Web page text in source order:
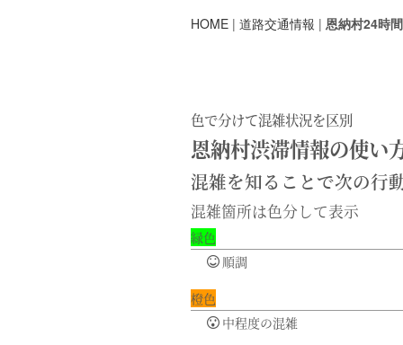
HOME | 道路交通情報 | 恩納村24時
色で分けて混雑状況を区別
恩納村渋滞情報の使い
混雑を知ることで次の行
混雑箇所は色分して表示
緑色
順調
橙色
中程度の混雑